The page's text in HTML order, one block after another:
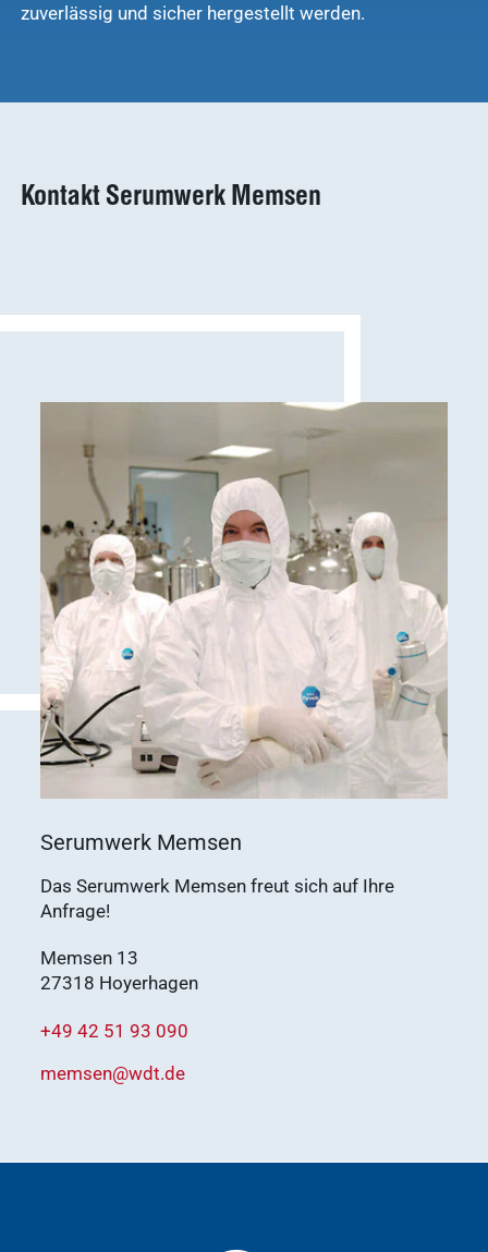
gründen
Ergebnisse
Ergebnisse
WDT Info
Ergebnisse
anzeigen
vetsoft.one
basics4vets
zuverlässig und sicher hergestellt werden.
Kontakt Serumwerk Memsen
Serumwerk Memsen
Das Serumwerk Memsen freut sich auf Ihre
Anfrage!
Memsen 13
27318 Hoyerhagen
+49 42 51 93 090
memsen@wdt.de